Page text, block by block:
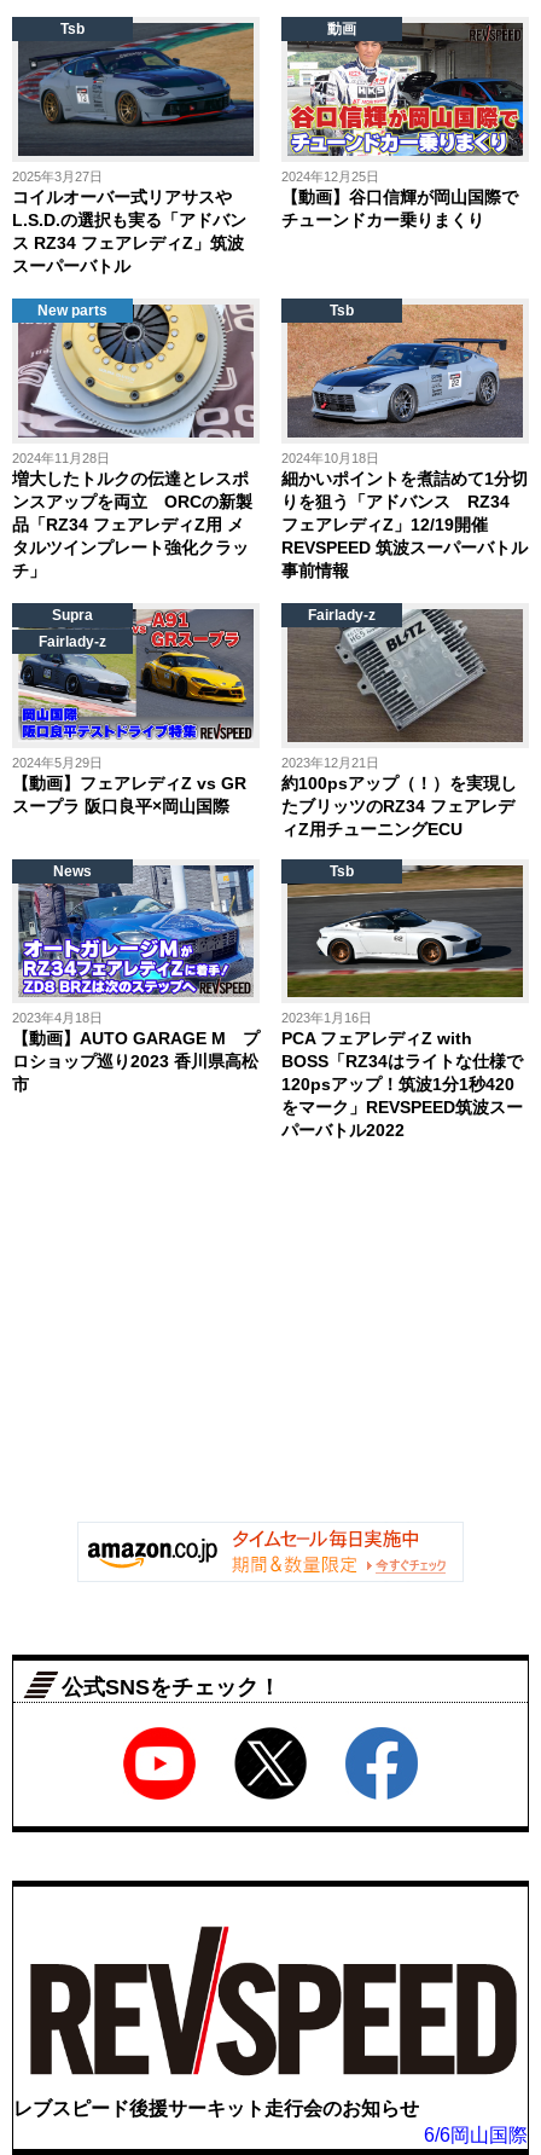
2025年3月27日
コイルオーバー式リアサスや
L.S.D.の選択も実る「アドバン
ス RZ34 フェアレディZ」筑波
スーパーバトル
Tsb
2024年12月25日
【動画】谷口信輝が岡山国際で
チューンドカー乗りまくり
動画
2024年11月28日
増大したトルクの伝達とレスポ
ンスアップを両立 ORCの新製
品「RZ34 フェアレディZ用 メ
タルツインプレート強化クラッ
チ」
New parts
2024年10月18日
細かいポイントを煮詰めて1分切
りを狙う「アドバンス RZ34
フェアレディZ」12/19開催
REVSPEED 筑波スーパーバトル
事前情報
Tsb
2024年5月29日
【動画】フェアレディZ vs GR
スープラ 阪口良平×岡山国際
Supra
Fairlady-z
2023年12月21日
約100psアップ（！）を実現し
たブリッツのRZ34 フェアレデ
ィZ用チューニングECU
Fairlady-z
2023年4月18日
【動画】AUTO GARAGE M プ
ロショップ巡り2023 香川県高松
市
News
2023年1月16日
PCA フェアレディZ with
BOSS「RZ34はライトな仕様で
120psアップ！筑波1分1秒420
をマーク」REVSPEED筑波スー
パーバトル2022
Tsb
公式SNSをチェック！
レブスピード後援サーキット走行会のお知らせ
6/6岡山国際